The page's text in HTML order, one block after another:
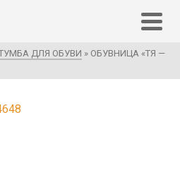
ДЛЯ ОБУВИ » ОБУВНИЦА «ТЯ —